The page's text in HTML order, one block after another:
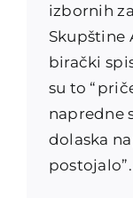
izbornih
Skupštine
birački
su to
napredne
dolaska
postojalo”.